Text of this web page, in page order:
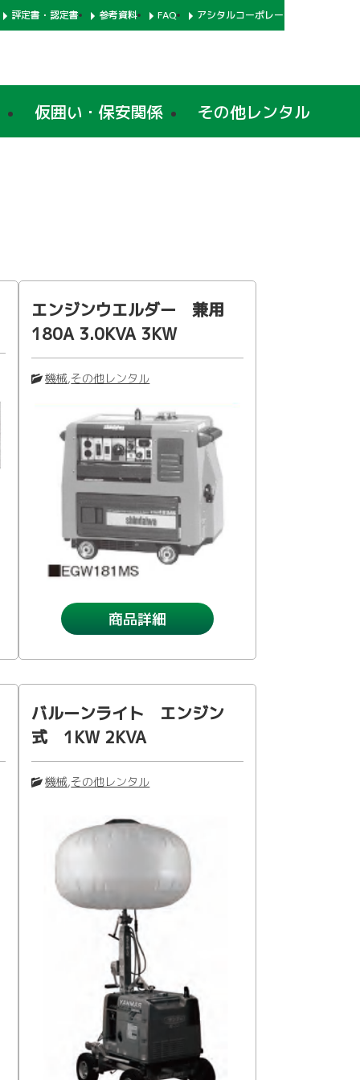
仮囲い・保安関係 その他レンタル
評定書・認定書 参考資料 FAQ アシタルコーポレートサイト
エンジンウエルダー 兼用
180A 3.0KVA 3KW
その他レンタル
,
機械
商品詳細
バルーンライト エンジン
式 1KW 2KVA
その他レンタル
,
機械